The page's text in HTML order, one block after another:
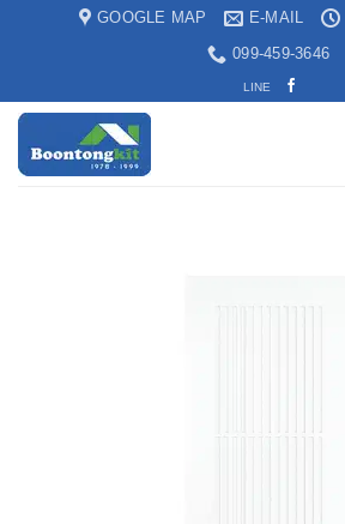
GOOGLE MAP E-MAIL
099-459-3646
LINE